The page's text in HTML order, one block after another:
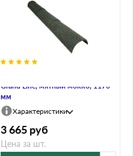
Grand Line, мятный мокко, 1170
мм
Характеристики
3 665 руб
Цена за шт.